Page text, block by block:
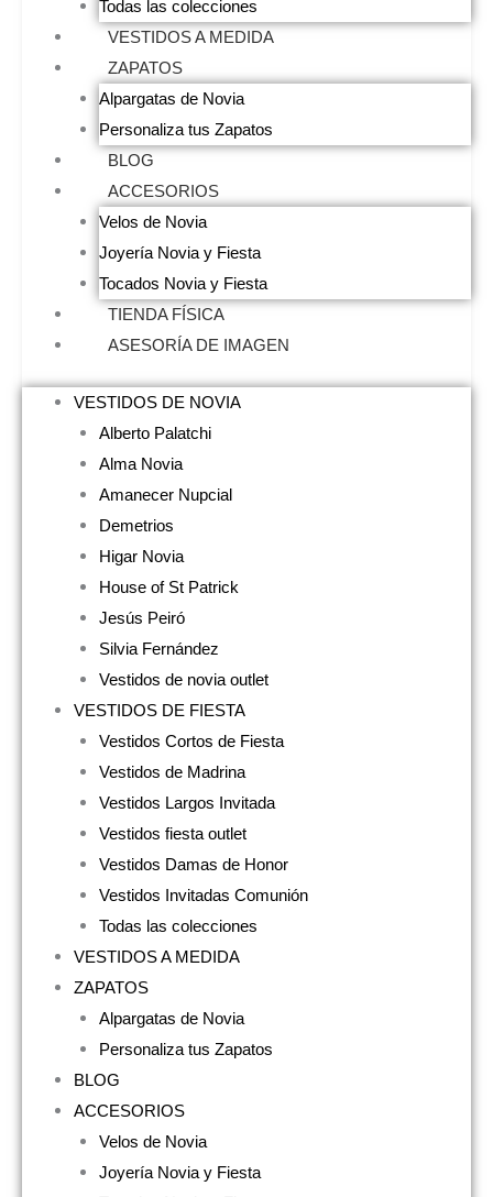
Todas las colecciones
VESTIDOS A MEDIDA
ZAPATOS
Alpargatas de Novia
Personaliza tus Zapatos
BLOG
ACCESORIOS
Velos de Novia
Joyería Novia y Fiesta
Tocados Novia y Fiesta
TIENDA FÍSICA
ASESORÍA DE IMAGEN
VESTIDOS DE NOVIA
Alberto Palatchi
Alma Novia
Amanecer Nupcial
Demetrios
Higar Novia
House of St Patrick
Jesús Peiró
Silvia Fernández
Vestidos de novia outlet
VESTIDOS DE FIESTA
Vestidos Cortos de Fiesta
Vestidos de Madrina
Vestidos Largos Invitada
Vestidos fiesta outlet
Vestidos Damas de Honor
Vestidos Invitadas Comunión
Todas las colecciones
VESTIDOS A MEDIDA
ZAPATOS
Alpargatas de Novia
Personaliza tus Zapatos
BLOG
ACCESORIOS
Velos de Novia
Joyería Novia y Fiesta